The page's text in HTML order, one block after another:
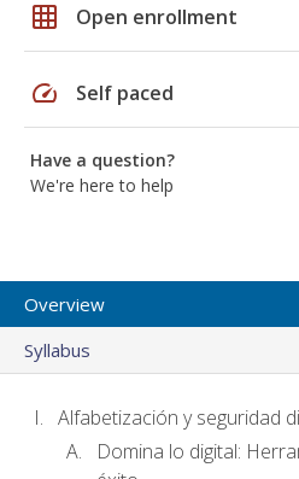
grid_on Open enrollment
speed Self paced
Have a question?
We're here to help
Overview
Syllabus
Alfabetización y seguridad
Domina lo digital: